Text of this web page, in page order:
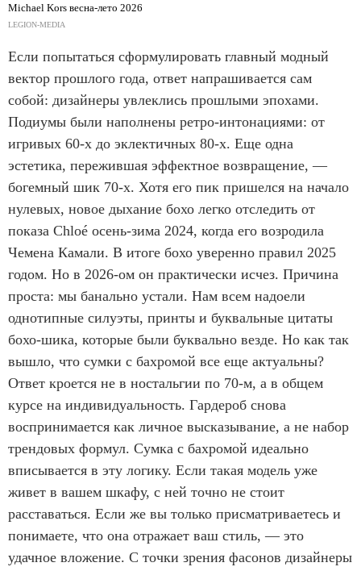
Michael Kors весна-лето 2026
LEGION-MEDIA
Если попытаться сформулировать главный модный
вектор прошлого года, ответ напрашивается сам
собой: дизайнеры увлеклись прошлыми эпохами.
Подиумы были наполнены ретро-интонациями: от
игривых 60-х до эклектичных 80-х. Еще одна
эстетика, пережившая эффектное возвращение, —
богемный шик 70-х. Хотя его пик пришелся на начало
нулевых, новое дыхание бохо легко отследить от
показа Chloé осень-зима 2024, когда его возродила
Чемена Камали. В итоге бохо уверенно правил 2025
годом. Но в 2026-ом он практически исчез. Причина
проста: мы банально устали. Нам всем надоели
однотипные силуэты, принты и буквальные цитаты
бохо-шика, которые были буквально везде. Но как так
вышло, что сумки с бахромой все еще актуальны?
Ответ кроется не в ностальгии по 70-м, а в общем
курсе на индивидуальность. Гардероб снова
воспринимается как личное высказывание, а не набор
трендовых формул. Сумка с бахромой идеально
вписывается в эту логику. Если такая модель уже
живет в вашем шкафу, с ней точно не стоит
расставаться. Если же вы только присматриваетесь и
понимаете, что она отражает ваш стиль, — это
удачное вложение. С точки зрения фасонов дизайнеры